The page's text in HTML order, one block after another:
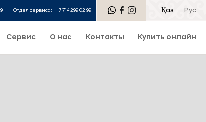
Отдел сервиса: +7 714 299 02 99 Қаз Рус
Сервис О нас Контакты Купить онлайн